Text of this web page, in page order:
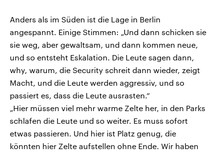
Anders als im Süden ist die Lage in Berlin
angespannt. Einige Stimmen: „Und dann schicken sie
sie weg, aber gewaltsam, und dann kommen neue,
und so entsteht Eskalation. Die Leute sagen dann,
why, warum, die Security schreit dann wieder, zeigt
Macht, und die Leute werden aggressiv, und so
passiert es, dass die Leute ausrasten.“
„Hier müssen viel mehr warme Zelte her, in den Parks
schlafen die Leute und so weiter. Es muss sofort
etwas passieren. Und hier ist Platz genug, die
könnten hier Zelte aufstellen ohne Ende. Wir haben